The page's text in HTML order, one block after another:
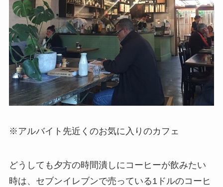
※アルバイト先近くのお気に入りのカフェ
どうしても夕方の時間潰しにコーヒーが飲みたい
時は、セブンイレブンで売っている1ドルのコーヒ